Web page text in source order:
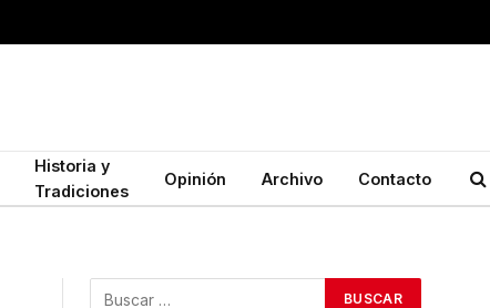
Historia y
Tradiciones
Opinión Archivo Contacto